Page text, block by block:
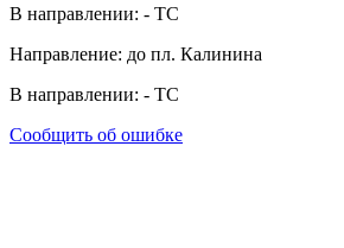
В направлении: - ТС
Направление: до пл. Калинина
В направлении: - ТС
Сообщить об ошибке